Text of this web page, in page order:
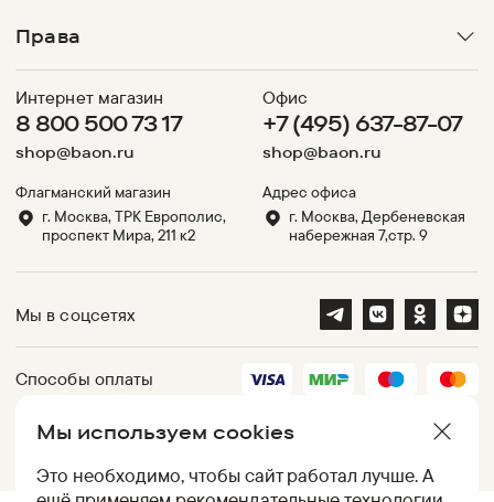
Мы используем cookies
Это необходимо, чтобы сайт работал лучше. А
Права
Интернет магазин
8 800 500 73 17
shop@baon.ru
Флагманский магазин
г. Москва, ТРК Европолис,
проспект Мира, 211 к2
Офис
+7 (495) 637-87-07
shop@baon.ru
Адрес офиса
г. Москва, Дербеневская
набережная 7,стр. 9
Мы в соцсетях
Способы оплаты
Партнеры